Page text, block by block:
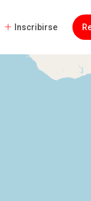
Inscribirse